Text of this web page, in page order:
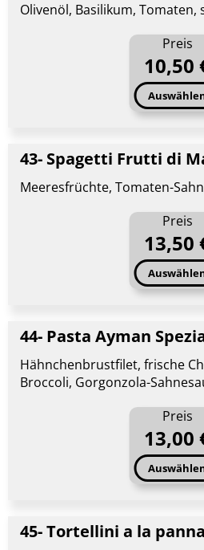
Olivenöl, Basilikum, Tomaten,
Preis
10,50
43- Spagetti Frutti di
Meeresfrüchte, Tomaten-
Preis
13,50
44- Pasta Ayman
Hähnchenbrustfilet, frische
Broccoli, Gorgonzola-
Preis
13,00
45- Tortellini a la panna